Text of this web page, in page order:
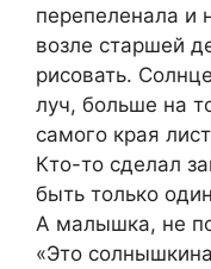
перепеленала и
возле старшей
рисовать.
луч, больше на
самого края
Кто-то сделал
быть только
А малышка, не
«Это